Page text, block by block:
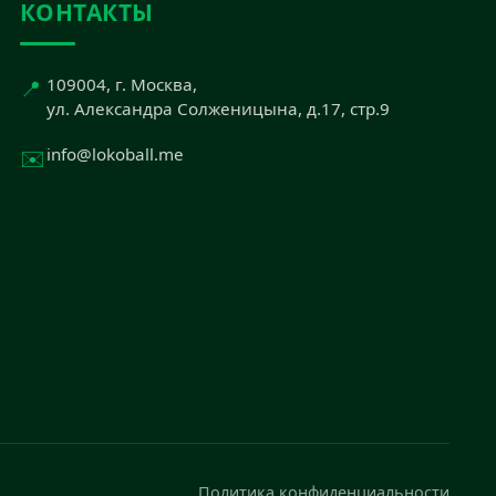
КОНТАКТЫ
📍 109004, г. Москва,
ул. Александра Солженицына, д.17, стр.9
✉️ info@lokoball.me